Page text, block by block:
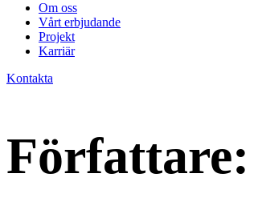
Om oss
Vårt erbjudande
Projekt
Karriär
Kontakta
Författare: